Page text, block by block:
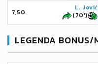
7,50
L. Jović
(70')
LEGENDA BONUS/